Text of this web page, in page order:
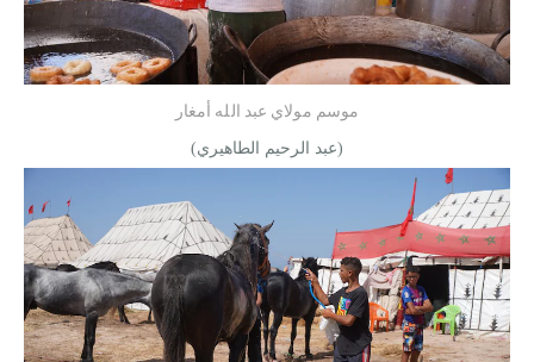
موسم مولاي عبد الله أمغار
(عبد الرحيم الطاهيري)